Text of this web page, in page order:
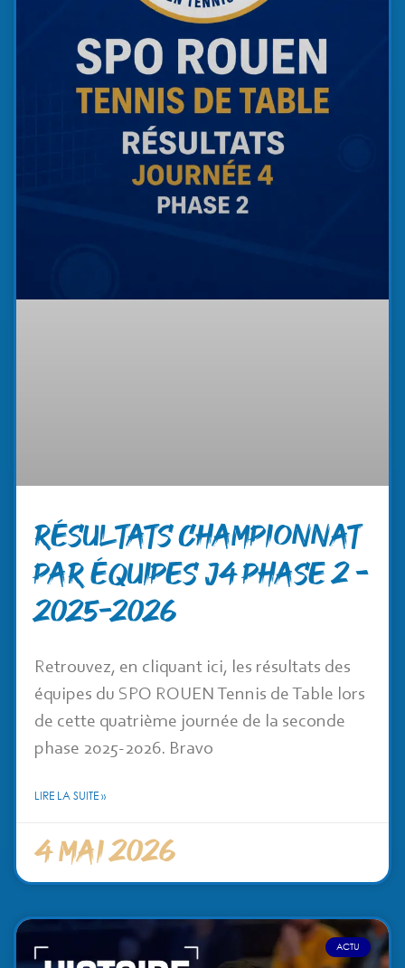
RÉSULTATS CHAMPIONNAT
PAR ÉQUIPES J4 PHASE 2 –
2025-2026
Retrouvez, en cliquant ici, les résultats des
équipes du SPO ROUEN Tennis de Table lors
de cette quatrième journée de la seconde
phase 2025-2026. Bravo
LIRE LA SUITE »
4 mai 2026
ACTU